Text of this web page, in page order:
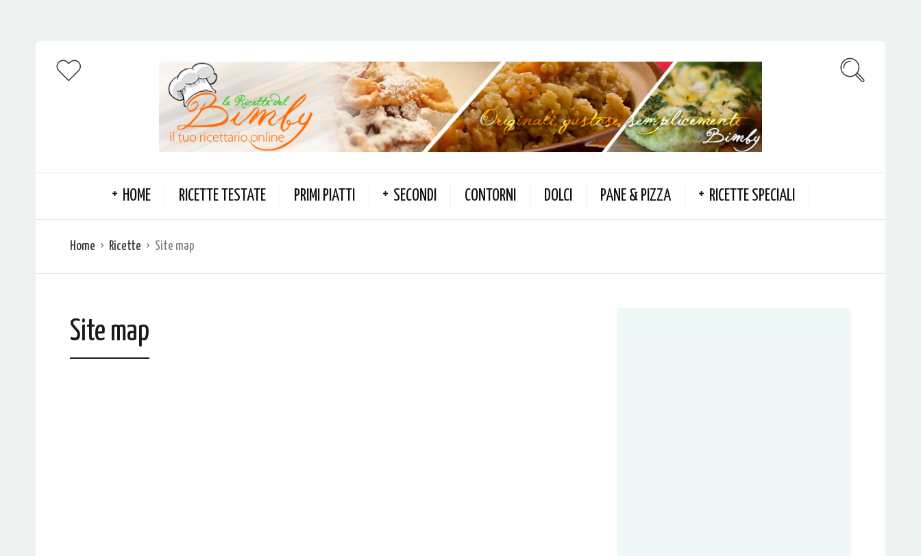
HOME RICETTE TESTATE PRIMI PIATTI SECONDI CONTORNI DOLCI PANE & PIZZA RICETTE SPECIALI
Home Ricette Site map
Site map